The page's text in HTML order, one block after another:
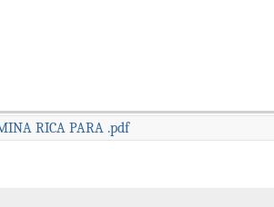
RICA PARA .pdf